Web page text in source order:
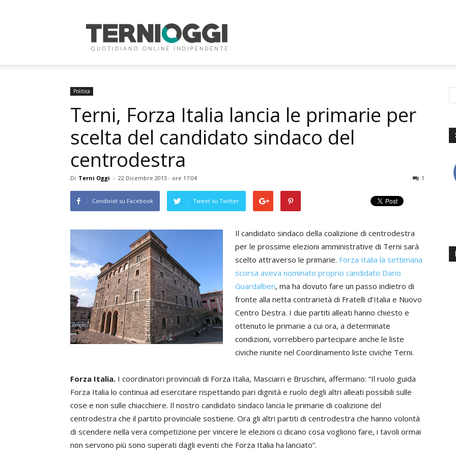
Oggi
Politica
Terni, Forza Italia lancia le primarie per
scelta del candidato sindaco del
centrodestra
Di Terni Oggi - 22 Dicembre 2013 - ore 17:04 1
Condividi su Facebook Tweet su Twitter
Il candidato sindaco della coalizione di centrodestra
per le prossime elezioni amministrative di Terni sarà
scelto attraverso le primarie. Forza Italia la settimana
scorsa aveva nominato proprio candidato Dario
Guardalben, ma ha dovuto fare un passo indietro di
fronte alla netta contrarietà di Fratelli d’Italia e Nuovo
Centro Destra. I due partiti alleati hanno chiesto e
ottenuto le primarie a cui ora, a determinate
condizioni, vorrebbero partecipare anche le liste
civiche riunite nel Coordinamento liste civiche Terni.
Forza Italia. I coordinatori provinciali di Forza Italia, Masciarri e Bruschini, affermano: “Il ruolo guida
Forza Italia lo continua ad esercitare rispettando pari dignità e ruolo degli altri alleati possibili sulle
cose e non sulle chiacchiere. Il nostro candidato sindaco lancia le primarie di coalizione del
centrodestra che il partito provinciale sostiene. Ora gli altri partiti di centrodestra che hanno volontà
di scendere nella vera competizione per vincere le elezioni ci dicano cosa vogliono fare, i tavoli ormai
non servono più sono superati dagli eventi che Forza Italia ha lanciato”.